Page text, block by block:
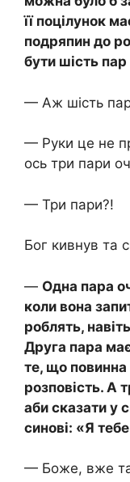
її поцілунок
подряпин до
бути шість пар
— Аж шість
— Руки це не
ось три пари
— Три пари?!
Бог кивнув та
— Одна пара
коли вона
роблять,
Друга пара
те, що повинна
розповість. А
аби сказати у
синові: «Я
— Боже, вже